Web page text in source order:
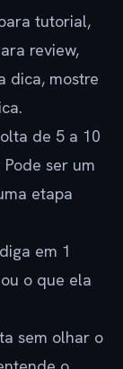
tutorial,
review,
dica, mostre
de 5 a 10
ser um
etapa
diga em 1
o que ela
sem olhar o